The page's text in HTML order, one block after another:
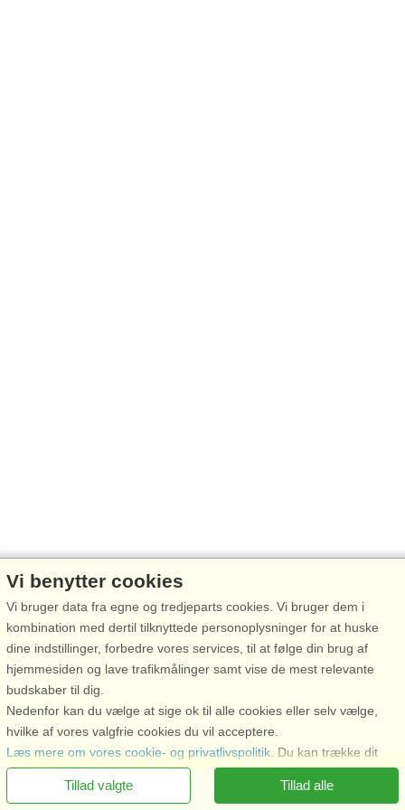
Vi benytter cookies
Vi bruger data fra egne og tredjeparts cookies. Vi bruger dem i
kombination med dertil tilknyttede personoplysninger for at huske
dine indstillinger, forbedre vores services, til at følge din brug af
hjemmesiden og lave trafikmålinger samt vise de mest relevante
budskaber til dig.
Nedenfor kan du vælge at sige ok til alle cookies eller selv vælge,
hvilke af vores valgfrie cookies du vil acceptere.
Læs mere om vores cookie- og privatlivspolitik . Du kan trække dit
samtykke tilbageHer.
Nødvendige: Disse cookies hjælper med at sikre, at vores
Tillad alle
Tillad valgte